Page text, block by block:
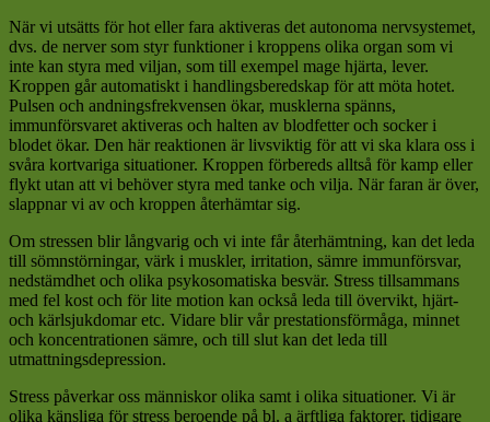
När vi utsätts för hot eller fara aktiveras det autonoma nervsystemet,
dvs. de nerver som styr funktioner i kroppens olika organ som vi
inte kan styra med viljan, som till exempel mage hjärta, lever.
Kroppen går automatiskt i handlingsberedskap för att möta hotet.
Pulsen och andningsfrekvensen ökar, musklerna spänns,
immunförsvaret aktiveras och halten av blodfetter och socker i
blodet ökar. Den här reaktionen är livsviktig för att vi ska klara oss i
svåra kortvariga situationer. Kroppen förbereds alltså för kamp eller
flykt utan att vi behöver styra med tanke och vilja. När faran är över,
slappnar vi av och kroppen återhämtar sig.
Om stressen blir långvarig och vi inte får återhämtning, kan det leda
till sömnstörningar, värk i muskler, irritation, sämre immunförsvar,
nedstämdhet och olika psykosomatiska besvär. Stress tillsammans
med fel kost och för lite motion kan också leda till övervikt, hjärt-
och kärlsjukdomar etc. Vidare blir vår prestationsförmåga, minnet
och koncentrationen sämre, och till slut kan det leda till
utmattningsdepression.
Stress påverkar oss människor olika samt i olika situationer. Vi är
olika känsliga för stress beroende på bl. a ärftliga faktorer, tidigare